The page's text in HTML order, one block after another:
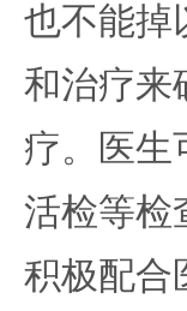
也不能掉
和治疗来
疗。医生
活检等检
积极配合